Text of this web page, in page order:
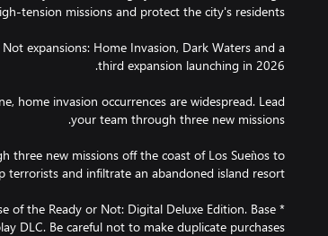
expansions: Home Invasion, Dark Waters and a
home invasion occurrences are widespread. Lead
three new missions off the coast of Los Sueǹos to
of the Ready or Not: Digital Deluxe Edition. Base
DLC. Be careful not to make duplicate purchases.